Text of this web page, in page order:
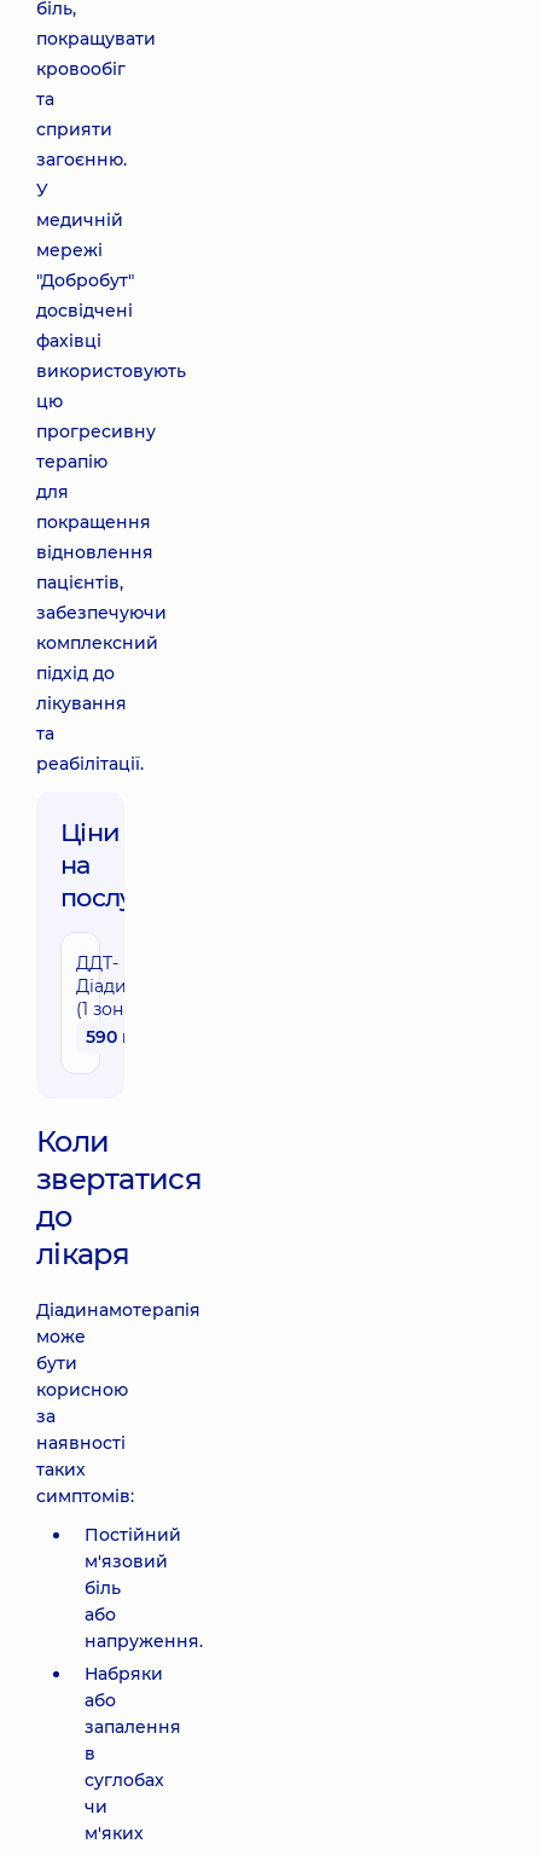
біль,
покращувати
кровообіг
та
сприяти
загоєнню.
У
медичній
мережі
"Добробут"
досвідчені
фахівці
використовують
цю
прогресивну
терапію
для
покращення
відновлення
пацієнтів,
забезпечуючи
комплексний
підхід до
лікування
та
реабілітації.
Ціни
на
послуги:
ДДТ-
Діадинамотерапія
(1 зона, в 10-12 хв.)
590 грн
Коли
звертатися
до
лікаря
Діадинамотерапія
може
бути
корисною
за
наявності
таких
симптомів:
Постійний
м'язовий
біль
або
напруження.
Набряки
або
запалення
в
суглобах
чи
м'яких